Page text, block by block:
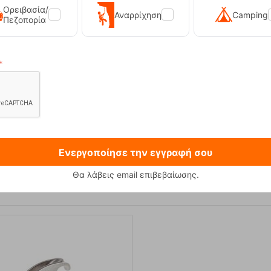
12,90 € 89,90 €
Ορειβασία/
Πεζοπορία
Αναρρίχηση Camping
Ενεργοποίησε την εγγραφή σου
Θα λάβεις email επιβεβαίωσης.